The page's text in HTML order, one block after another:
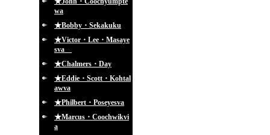
wa
★Bobby・Sekakuku
★Victor・Lee・Masaye
sva
★Chalmers・Day
★Eddie・Scott・Kohtal
awva
★Philbert・Poseyesva
★Marcus・Coochwikvi
a